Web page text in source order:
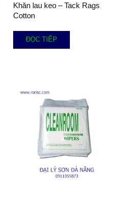
Khăn lau keo – Tack Rags
Cotton
ĐỌC TIẾP